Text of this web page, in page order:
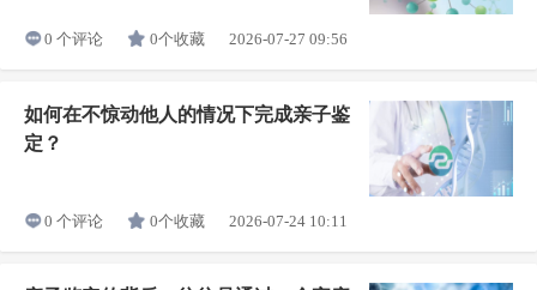
0 个评论 0个收藏 2026-07-27 09:56
如何在不惊动他人的情况下完成亲子鉴
定？
0 个评论 0个收藏 2026-07-24 10:11